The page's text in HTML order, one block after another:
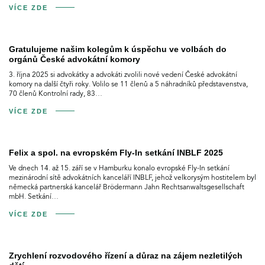
VÍCE ZDE
Gratulujeme našim kolegům k úspěchu ve volbách do
orgánů České advokátní komory
3. října 2025 si advokátky a advokáti zvolili nové vedení České advokátní
komory na další čtyři roky. Volilo se 11 členů a 5 náhradníků představenstva,
70 členů Kontrolní rady, 83…
VÍCE ZDE
Felix a spol. na evropském Fly-In setkání INBLF 2025
Ve dnech 14. až 15. září se v Hamburku konalo evropské Fly-In setkání
mezinárodní sítě advokátních kanceláří INBLF, jehož velkorysým hostitelem byl
německá partnerská kancelář Brödermann Jahn Rechtsanwaltsgesellschaft
mbH. Setkání…
VÍCE ZDE
Zrychlení rozvodového řízení a důraz na zájem nezletilých